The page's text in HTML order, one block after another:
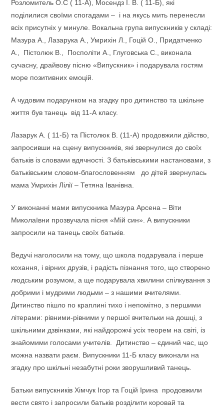
Розломитель О.С ( 11-А), Мосендз І. В. ( 11-Б), які
поділилися своїми спогадами – і на якусь мить перенесли
всіх присутніх у минуле. Вокальна група випускників у складі:
Мазура А., Лазарука А., Умрихін Л., Гоцій О., Придатченко
А., Пістолюк В., Посполіти А., Глуговська С., виконала
сучасну, драйвову пісню «Випускник» і подарувала гостям
море позитивних емоцій.
А чудовим подарунком на згадку про дитинство та шкільне
життя був танець від 11-А класу.
Лазарук А. ( 11-Б) та Пістолюк В. (11-А) продовжили дійство,
запросивши на сцену випускників, які звернулися до своїх
батьків із словами вдячності. З батьківськими настановами, з
батьківським словом-благословенням до дітей звернулась
мама Умрихін Лілії – Тетяна Іванівна.
У виконанні мами випускника Мазура Арсена – Віти
Миколаївни прозвучала пісня «Мій син». А випускники
запросили на танець своїх батьків.
Ведучі наголосили на тому, що школа подарувала і перше
кохання, і вірних друзів, і радість пізнання того, що створено
людським розумом, а ще подарувала хвилини спілкування з
добрими і мудрими людьми – з нашими вчителями.
Дитинство пішло по краплині тихо і непомітно, з першими
літерами: рівними-рівними у першої вчительки на дошці, з
шкільними дзвінками, які найдорожчі усіх теорем на світі, із
знайомими голосами учителів. Дитинство – єдиний час, що
можна назвати раєм. Випускники 11-Б класу виконали на
згадку про шкільні незабутні роки зворушливий танець.
Батьки випускників Хімчук Ігор та Гоцій Ірина продовжили
вести свято і запросили батьків розділити коровай та